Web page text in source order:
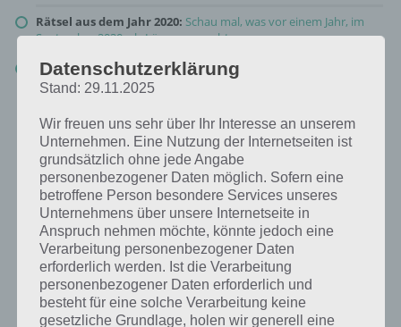
Rätsel aus dem Jahr 2020: Schau mal, was vor einem Jahr, im
September 2020, als Lösung gesucht war
Zur Übersicht :4 Bilder 1 Wort Lösungen zu Auf zu den Sternen
im September 2021!
Datenschutzerklärung
Stand: 29.11.2025
Wir freuen uns sehr über Ihr Interesse an unserem
Unternehmen. Eine Nutzung der Internetseiten ist
grundsätzlich ohne jede Angabe
personenbezogener Daten möglich. Sofern eine
betroffene Person besondere Services unseres
Unternehmens über unsere Internetseite in
Anspruch nehmen möchte, könnte jedoch eine
Verarbeitung personenbezogener Daten
erforderlich werden. Ist die Verarbeitung
personenbezogener Daten erforderlich und
besteht für eine solche Verarbeitung keine
gesetzliche Grundlage, holen wir generell eine